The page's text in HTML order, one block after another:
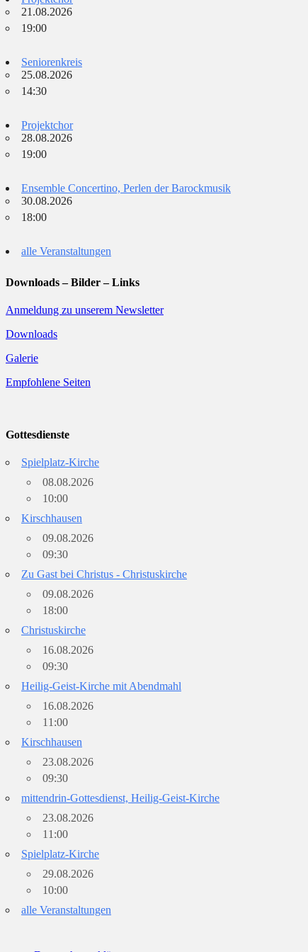
21.08.2026
19:00
Seniorenkreis
25.08.2026
14:30
Projektchor
28.08.2026
19:00
Ensemble Concertino, Perlen der Barockmusik
30.08.2026
18:00
alle Veranstaltungen
Downloads – Bilder – Links
Anmeldung zu unserem Newsletter
Downloads
Galerie
Empfohlene Seiten
Gottesdienste
Spielplatz-Kirche
08.08.2026
10:00
Kirschhausen
09.08.2026
09:30
Zu Gast bei Christus - Christuskirche
09.08.2026
18:00
Christuskirche
16.08.2026
09:30
Heilig-Geist-Kirche mit Abendmahl
16.08.2026
11:00
Kirschhausen
23.08.2026
09:30
mittendrin-Gottesdienst, Heilig-Geist-Kirche
23.08.2026
11:00
Spielplatz-Kirche
29.08.2026
10:00
alle Veranstaltungen